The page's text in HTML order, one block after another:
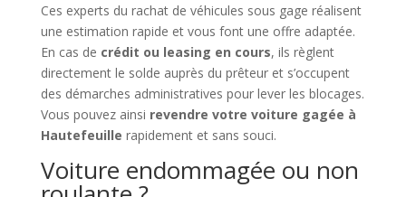
Ces experts du rachat de véhicules sous gage réalisent
une estimation rapide et vous font une offre adaptée.
En cas de crédit ou leasing en cours, ils règlent
directement le solde auprès du prêteur et s’occupent
des démarches administratives pour lever les blocages.
Vous pouvez ainsi revendre votre voiture gagée à
Hautefeuille rapidement et sans souci.
Voiture endommagée ou non